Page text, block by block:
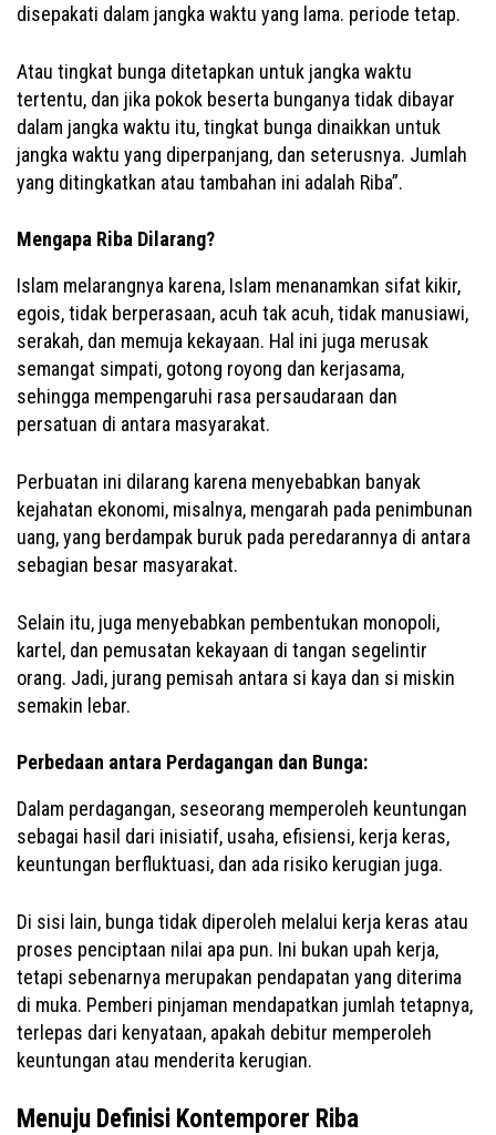
disepakati dalam jangka waktu yang lama. periode tetap.
Atau tingkat bunga ditetapkan untuk jangka waktu
tertentu, dan jika pokok beserta bunganya tidak dibayar
dalam jangka waktu itu, tingkat bunga dinaikkan untuk
jangka waktu yang diperpanjang, dan seterusnya. Jumlah
yang ditingkatkan atau tambahan ini adalah Riba”.
Mengapa Riba Dilarang?
Islam melarangnya karena, Islam menanamkan sifat kikir,
egois, tidak berperasaan, acuh tak acuh, tidak manusiawi,
serakah, dan memuja kekayaan. Hal ini juga merusak
semangat simpati, gotong royong dan kerjasama,
sehingga mempengaruhi rasa persaudaraan dan
persatuan di antara masyarakat.
Perbuatan ini dilarang karena menyebabkan banyak
kejahatan ekonomi, misalnya, mengarah pada penimbunan
uang, yang berdampak buruk pada peredarannya di antara
sebagian besar masyarakat.
Selain itu, juga menyebabkan pembentukan monopoli,
kartel, dan pemusatan kekayaan di tangan segelintir
orang. Jadi, jurang pemisah antara si kaya dan si miskin
semakin lebar.
Perbedaan antara Perdagangan dan Bunga:
Dalam perdagangan, seseorang memperoleh keuntungan
sebagai hasil dari inisiatif, usaha, efisiensi, kerja keras,
keuntungan berfluktuasi, dan ada risiko kerugian juga.
Di sisi lain, bunga tidak diperoleh melalui kerja keras atau
proses penciptaan nilai apa pun. Ini bukan upah kerja,
tetapi sebenarnya merupakan pendapatan yang diterima
di muka. Pemberi pinjaman mendapatkan jumlah tetapnya,
terlepas dari kenyataan, apakah debitur memperoleh
keuntungan atau menderita kerugian.
Menuju Definisi Kontemporer Riba